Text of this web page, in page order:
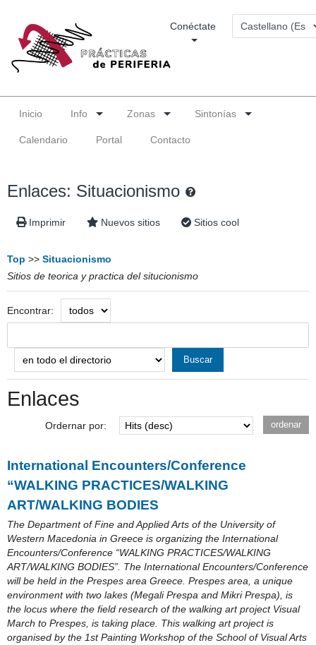
Conéctate
Inicio Info Zonas Sintonías
Calendario Portal Contacto
Enlaces: Situacionismo
Imprimir Nuevos sitios Sitios cool
Top >> Situacionismo
Sitios de teorica y practica del situcionismo
Encontrar:
Enlaces
Ordernar por:
International Encounters/Conference
“WALKING PRACTICES/WALKING
ART/WALKING BODIES
The Department of Fine and Applied Arts of the University of
Western Macedonia in Greece is organizing the International
Encounters/Conference “WALKING PRACTICES/WALKING
ART/WALKING BODIES”. The International Encounters/Conference
will be held in the Prespes area Greece. Prespes area, a unique
environment with two lakes (Megali Prespa and Mikri Prespa), is
the locus where the field research of the walking art project Visual
March to Prespes, is taking place. This walking art project is
organised by the 1st Painting Workshop of the School of Visual Arts